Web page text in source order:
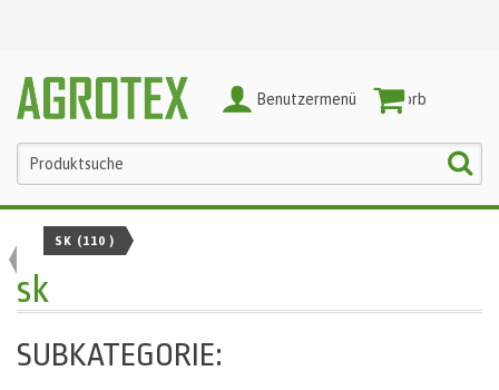
Warenkorb
Benutzermenü
SK (110 )
sk
SUBKATEGORIE: